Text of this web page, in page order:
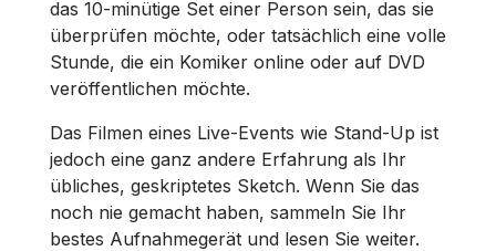
das 10-minütige Set einer Person sein, das sie
überprüfen möchte, oder tatsächlich eine volle
Stunde, die ein Komiker online oder auf DVD
veröffentlichen möchte.
Das Filmen eines Live-Events wie Stand-Up ist
jedoch eine ganz andere Erfahrung als Ihr
übliches, geskriptetes Sketch. Wenn Sie das
noch nie gemacht haben, sammeln Sie Ihr
bestes Aufnahmegerät und lesen Sie weiter.